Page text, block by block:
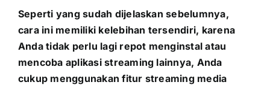
Seperti yang sudah dijelaskan sebelumnya,
cara ini memiliki kelebihan tersendiri, karena
Anda tidak perlu lagi repot menginstal atau
mencoba aplikasi streaming lainnya, Anda
cukup menggunakan fitur streaming media